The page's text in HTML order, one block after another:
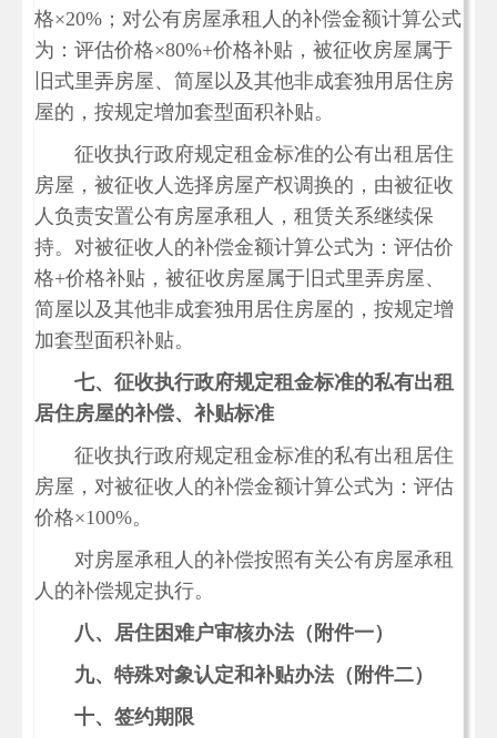
格×20%；对公有房屋承租人的补偿金额计算公式
为：评估价格×80%+价格补贴，被征收房屋属于
旧式里弄房屋、简屋以及其他非成套独用居住房
屋的，按规定增加套型面积补贴。
征收执行政府规定租金标准的公有出租居住
房屋，被征收人选择房屋产权调换的，由被征收
人负责安置公有房屋承租人，租赁关系继续保
持。对被征收人的补偿金额计算公式为：评估价
格+价格补贴，被征收房屋属于旧式里弄房屋、
简屋以及其他非成套独用居住房屋的，按规定增
加套型面积补贴。
七、征收执行政府规定租金标准的私有出租
居住房屋的补偿、补贴标准
征收执行政府规定租金标准的私有出租居住
房屋，对被征收人的补偿金额计算公式为：评估
价格×100%。
对房屋承租人的补偿按照有关公有房屋承租
人的补偿规定执行。
八、居住困难户审核办法（附件一）
九、特殊对象认定和补贴办法（附件二）
十、签约期限